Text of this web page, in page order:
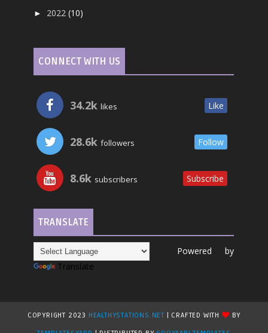
► 2022(10)
CONNECT WITH US
34.2k likes Like
28.6k followers Follow
8.6k subscribers Subscribe
TRANSLATE
Powered by
Translate
COPYRIGHT 2023 HEALTHYSTATIONS.NET | CRAFTED WITH
BY